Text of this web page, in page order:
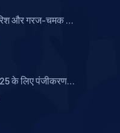
और गरज-चमक से
के लिए पंजीकरण